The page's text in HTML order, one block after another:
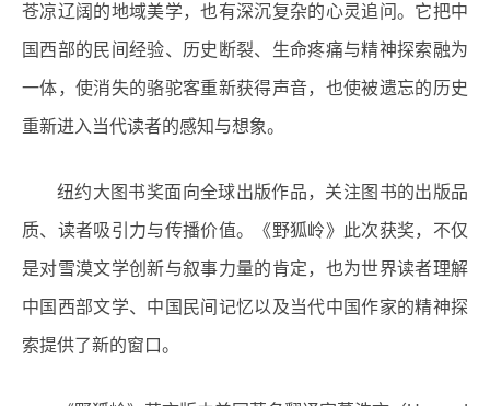
苍凉辽阔的地域美学，也有深沉复杂的心灵追问。它把中
国西部的民间经验、历史断裂、生命疼痛与精神探索融为
一体，使消失的骆驼客重新获得声音，也使被遗忘的历史
重新进入当代读者的感知与想象。
纽约大图书奖面向全球出版作品，关注图书的出版品
质、读者吸引力与传播价值。《野狐岭》此次获奖，不仅
是对雪漠文学创新与叙事力量的肯定，也为世界读者理解
中国西部文学、中国民间记忆以及当代中国作家的精神探
索提供了新的窗口。